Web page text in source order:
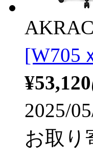
[W705
¥53,120
2025/
お取り